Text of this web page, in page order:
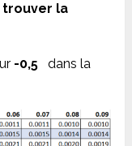
trouver la
-0,5
dans la